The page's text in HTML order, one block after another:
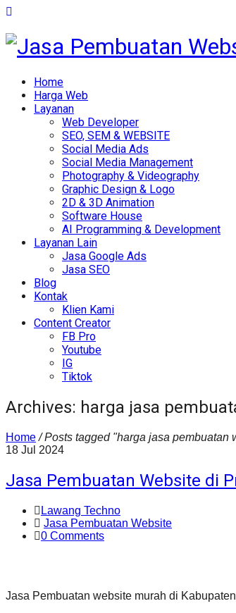
Home
Harga Web
Layanan
Web Developer
SEO, SEM & WEBSITE
Social Media Ads
Social Media Management
Photography & Videography
Graphic Design & Logo
2D & 3D Animation
Software House
AI Programming & Development
Layanan Lain
Jasa Google Ads
Jasa SEO
Blog
Kontak
Klien Kami
Content Creator
FB Pro
Youtube
IG
Tiktok
Archives: harga jasa
Home / Posts tagged "harga jasa pembuatan
18 Jul 2024
Jasa Pembuatan Website di
Lawang Techno
Jasa Pembuatan Website
0 Comments
Jasa Pembuatan website murah di